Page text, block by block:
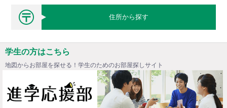
住所から探す
学生の方はこちら
地図からお部屋を探せる！学生のためのお部屋探しサイト